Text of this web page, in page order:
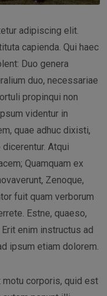
adipiscing elit.
capienda. Qui haec
Duo genera
duo, necessariae
propinqui non
videntur in
quae adhuc dixisti,
Atqui
Quamquam ex
Zenoque,
fuit quam verborum
Estne, quaeso,
enim instructus ad
ipsum etiam dolorem.
corporis, quid est